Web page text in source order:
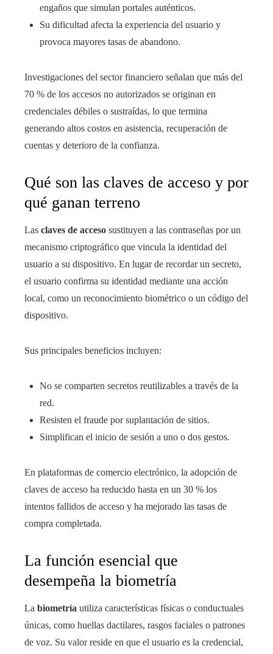
engaños que simulan portales auténticos.
Su dificultad afecta la experiencia del usuario y
provoca mayores tasas de abandono.
Investigaciones del sector financiero señalan que más del
70 % de los accesos no autorizados se originan en
credenciales débiles o sustraídas, lo que termina
generando altos costos en asistencia, recuperación de
cuentas y deterioro de la confianza.
Qué son las claves de acceso y por
qué ganan terreno
Las claves de acceso sustituyen a las contraseñas por un
mecanismo criptográfico que vincula la identidad del
usuario a su dispositivo. En lugar de recordar un secreto,
el usuario confirma su identidad mediante una acción
local, como un reconocimiento biométrico o un código del
dispositivo.
Sus principales beneficios incluyen:
No se comparten secretos reutilizables a través de la
red.
Resisten el fraude por suplantación de sitios.
Simplifican el inicio de sesión a uno o dos gestos.
En plataformas de comercio electrónico, la adopción de
claves de acceso ha reducido hasta en un 30 % los
intentos fallidos de acceso y ha mejorado las tasas de
compra completada.
La función esencial que
desempeña la biometría
La biometría utiliza características físicas o conductuales
únicas, como huellas dactilares, rasgos faciales o patrones
de voz. Su valor reside en que el usuario es la credencial,